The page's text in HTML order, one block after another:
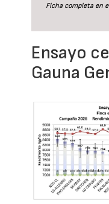
Ficha completa en
Ensayo
Gauna